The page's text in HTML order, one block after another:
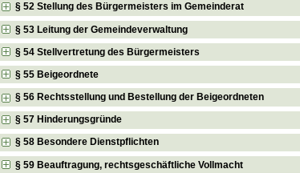
§ 52 Stellung des Bürgermeisters im Gemeinderat
§ 53 Leitung der Gemeindeverwaltung
§ 54 Stellvertretung des Bürgermeisters
§ 55 Beigeordnete
§ 56 Rechtsstellung und Bestellung der Beigeordneten
§ 57 Hinderungsgründe
§ 58 Besondere Dienstpflichten
§ 59 Beauftragung, rechtsgeschäftliche Vollmacht